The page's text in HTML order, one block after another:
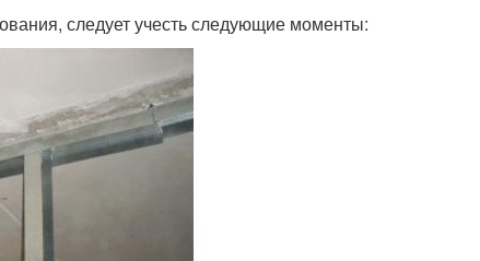
следует учесть следующие моменты: